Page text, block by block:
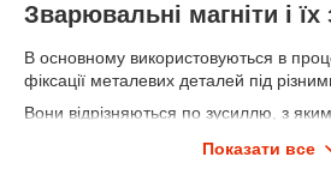
Зварювальні магніти і їх
В основному використовуються в
фіксації металевих деталей під
Вони відрізняються по зусиллю, з
Використовуючи такі інструменти ви
Показати все